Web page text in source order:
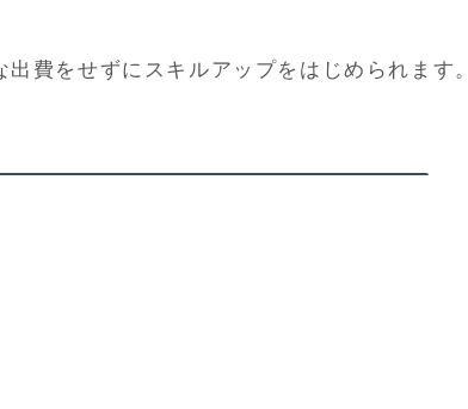
費をせずにスキルアップをはじめられます。